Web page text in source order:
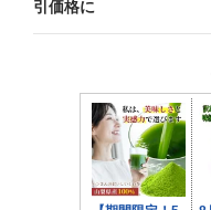
ゲ
引価格に